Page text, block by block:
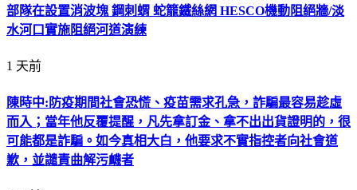
部隊在設置消波塊 鋼刺蝟 蛇籠鐵絲網 HESCO機動阻絕牆/淡
水河口實施阻絕河道演練
1 天前
陳時中:防疫期間社會恐慌、疫苗需求孔急，詐騙最容易趁虛
而入；當年他反覆提醒，凡先拿訂金、拿不出出貨證明的，很
可能都是詐騙。如今真相大白，他要求不實指控者向社會道
歉，並譴責曲解污衊者